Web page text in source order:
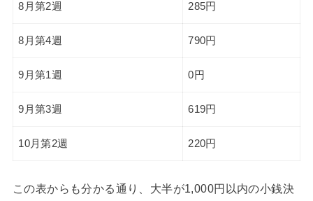
8月第2週 285円
8月第4週 790円
9月第1週 0円
9月第3週 619円
10月第2週 220円
この表からも分かる通り、大半が1,000円以内の小銭決